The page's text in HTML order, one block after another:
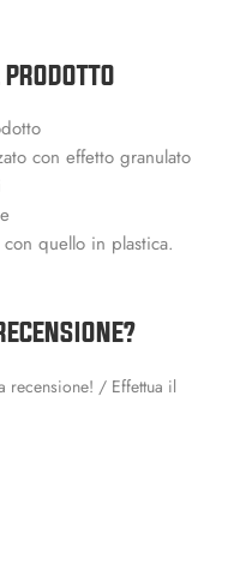
con effetto granulato
quello in plastica.
recensione! / Effettua il